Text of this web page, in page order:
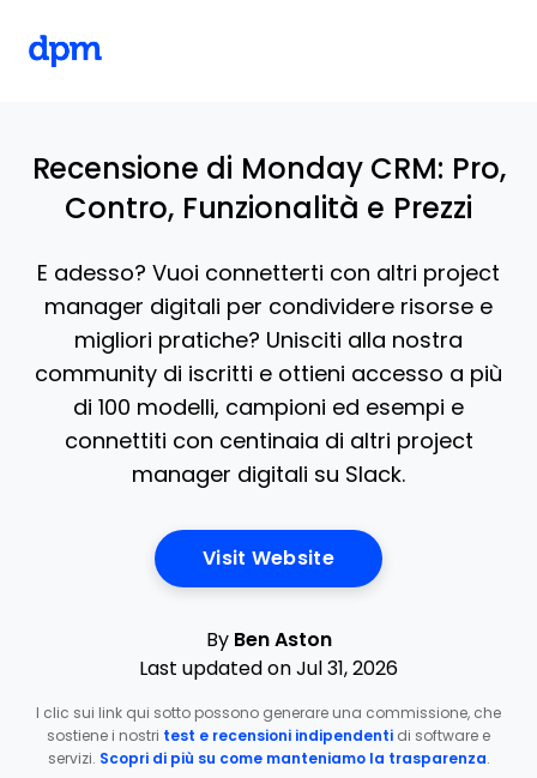
Recensione di Monday CRM: Pro,
Contro, Funzionalità e Prezzi
E adesso? Vuoi connetterti con altri project
manager digitali per condividere risorse e
migliori pratiche? Unisciti alla nostra
community di iscritti e ottieni accesso a più
di 100 modelli, campioni ed esempi e
connettiti con centinaia di altri project
manager digitali su Slack.
Visit WebsiteOpens New Window
By Ben Aston
Last updated on Jul 31, 2026
I clic sui link qui sotto possono generare una commissione, che
sostiene i nostri test e recensioni indipendenti di software e
servizi. Scopri di più su come manteniamo la trasparenza.